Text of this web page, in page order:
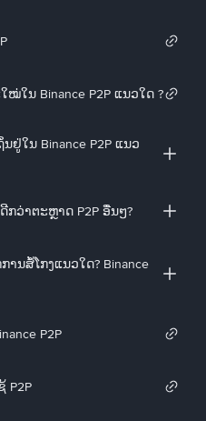
ໃນ Binance P2P ແນວໃດ ?
ຢູ່ໃນ Binance P2P ແນວ
ກວ່າຕະຫຼາດ P2P ອື່ນໆ?
ນສໍ້ໂກງແນວໃດ? Binance
P2P
P2P